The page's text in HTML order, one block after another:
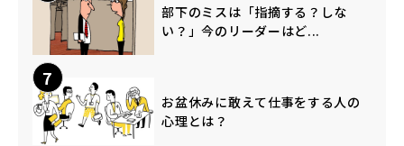
部下のミスは「指摘する？しな
い？」今のリーダーはど...
7
お盆休みに敢えて仕事をする人の
心理とは？